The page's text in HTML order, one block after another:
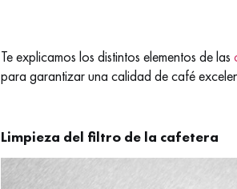
Te explicamos los distintos elementos de las
para garantizar una calidad de café
Limpieza del filtro de la cafetera